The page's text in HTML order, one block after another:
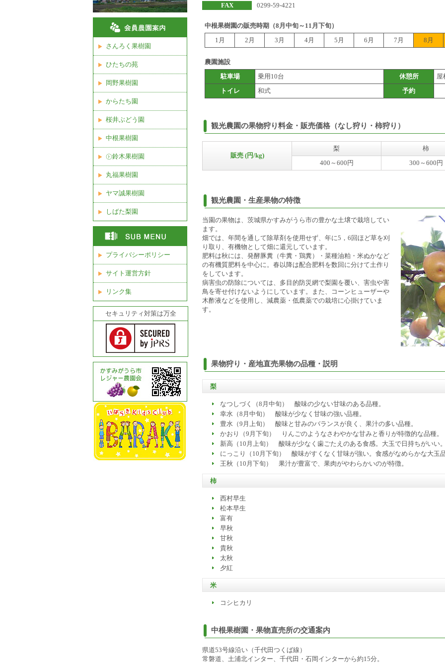
さんろく果樹園
ひたちの苑
岡野果樹園
からたち園
桜井ぶどう園
中根果樹園
㋣鈴木果樹園
丸福果樹園
ヤマ誠果樹園
しばた梨園
プライバシーポリシー
サイト運営方針
リンク集
セキュリティ対策は万全
FAX 0299-59-4221
中根果樹園の販売時期（8月中旬～11月下旬）
1月
2月 3月 4月 5月 6月 7月 8月
農園施設
駐車場
乗用10台 休憩所
屋
トイレ
和式 予約
観光農園の果物狩り料金・販売価格（なし狩り・柿狩り）
販売 (円/kg)
梨
柿
400～600円
300～600円
観光農園・生産果物の特徴
当園の果物は、茨城県かすみがうら市の豊かな土壌で栽培してい
ます。
畑では、年間を通して除草剤を使用せず、年に5，6回ほど草を刈
り取り、有機物として畑に還元しています。
肥料は秋には、発酵豚糞（牛糞・鶏糞）・菜種油粕・米ぬかなど
の有機質肥料を中心に。春以降は配合肥料を数回に分けて土作り
をしています。
病害虫の防除については、多目的防災網で梨園を覆い、害虫や害
鳥を寄せ付けないようにしています。また、コーンヒューザーや
木酢液などを使用し、減農薬・低農薬での栽培に心掛けていま
す。
果物狩り・産地直売果物の品種・説明
梨
なつしづく（8月中旬） 酸味の少ない甘味のある品種。
幸水（8月中旬） 酸味が少なく甘味の強い品種。
豊水（9月上旬） 酸味と甘みのバランスが良く、果汁の多い品種。
かおり（9月下旬） りんごのようなさわやかな甘みと香りが特徴的な品種。
新高（10月上旬） 酸味が少なく歯ごたえのある食感。大玉で日持ちがいい
にっこり（10月下旬） 酸味がすくなく甘味が強い。食感がなめらかな大玉
王秋（10月下旬） 果汁が豊富で、果肉がやわらかいのが特徴。
柿
西村早生
松本早生
富有
早秋
甘秋
貴秋
太秋
夕紅
米
コシヒカリ
中根果樹園・果物直売所の交通案内
県道53号線沿い（千代田つくば線）
常磐道、土浦北インター、千代田・石岡インターから約15分。